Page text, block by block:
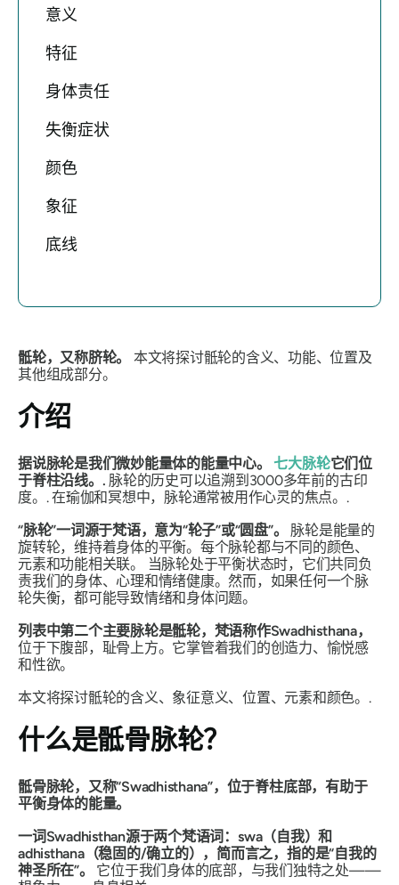
意义
特征
身体责任
失衡症状
颜色
象征
底线
骶轮，又称脐轮。
本文将探讨骶轮的含义、功能、位置及
其他组成部分。
介绍
据说脉轮是我们微妙能量体的能量中心。七大脉轮它们位
于脊柱沿线。. 脉轮的历史可以追溯到3000多年前的古印
度。.在瑜伽和冥想中，脉轮通常被用作心灵的焦点。.
“脉轮”一词源于梵语，意为“轮子”或“圆盘”。
脉轮是能量的
旋转轮，维持着身体的平衡。每个脉轮都与不同的颜色、
元素和功能相关联。
当脉轮处于平衡状态时，它们共同负
责我们的身体、心理和情绪健康。然而，如果任何一个脉
轮失衡，都可能导致情绪和身体问题。
列表中第二个主要脉轮是骶轮，梵语称作Swadhisthana，
位于下腹部，耻骨上方。它掌管着我们的创造力、愉悦感
和性欲。
本文将探讨骶轮的含义、象征意义、位置、元素和颜色。.
什么是骶骨脉轮？
骶骨脉轮，又称“Swadhisthana”，位于脊柱底部，有助于
平衡身体的能量。
一词Swadhisthan源于两个梵语词：swa（自我）和
adhisthana（稳固的/确立的），简而言之，指的是“自我的
神圣所在”。
它位于我们身体的底部，与我们独特之处——